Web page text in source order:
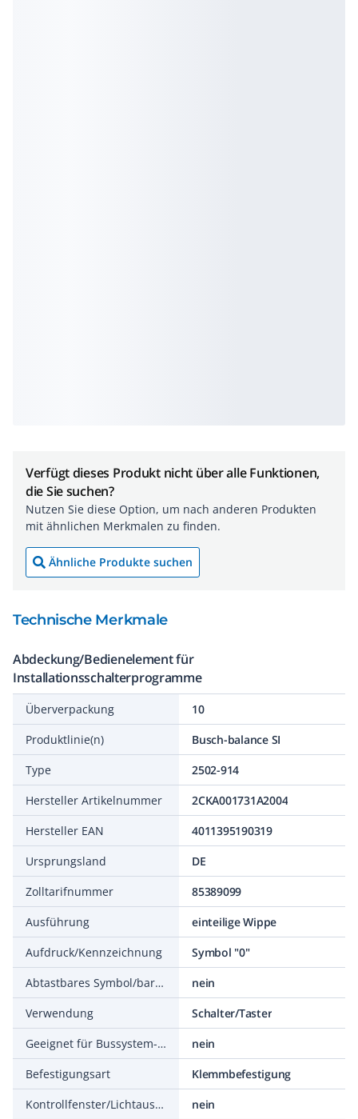
Verfügt dieses Produkt nicht über alle Funktionen,
die Sie suchen?
Nutzen Sie diese Option, um nach anderen Produkten
mit ähnlichen Merkmalen zu finden.
Ähnliche Produkte suchen
Technische Merkmale
Abdeckung/Bedienelement für
Installationsschalterprogramme
Überverpackung
10
Produktlinie(n)
Busch-balance SI
Type
2502-914
Hersteller Artikelnummer
2CKA001731A2004
Hersteller EAN
4011395190319
Ursprungsland
DE
Zolltarifnummer
85389099
Ausführung
einteilige Wippe
Aufdruck/Kennzeichnung
Symbol "0"
Abtastbares Symbol/barrierefrei
nein
Verwendung
Schalter/Taster
Geeignet für Bussystem-Tasterankopplung
nein
Befestigungsart
Klemmbefestigung
Kontrollfenster/Lichtauslass
nein